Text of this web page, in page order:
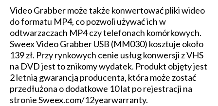
Video Grabber może także konwertować pliki wideo
do formatu MP4, co pozwoli używać ich w
odtwarzaczach MP4 czy telefonach komórkowych.
Sweex Video Grabber USB (MM030) kosztuje około
139 zł. Przy rynkowych cenie usług konwersji z VHS
na DVD jest to znikomy wydatek. Produkt objęty jest
2 letnią gwarancją producenta, która może zostać
przedłużona o dodatkowe 10 lat po rejestracji na
stronie Sweex.com/12yearwarranty.